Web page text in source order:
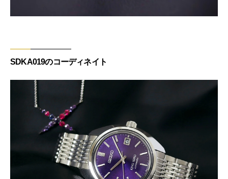
SDKA019のコーディネイト